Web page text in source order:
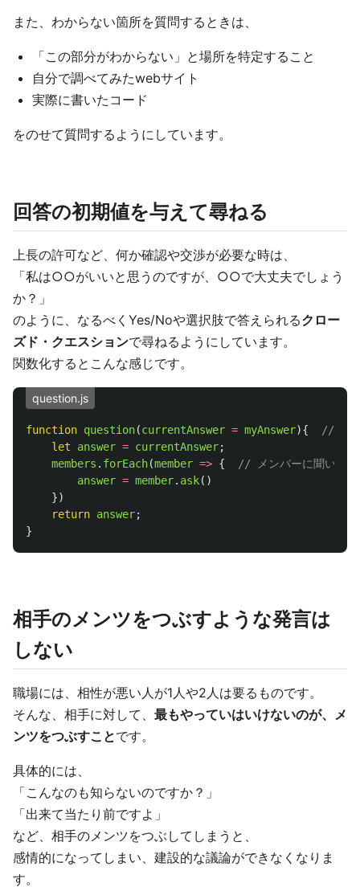
また、わからない箇所を質問するときは、
「この部分がわからない」と場所を特定すること
自分で調べてみたwebサイト
実際に書いたコード
をのせて質問するようにしています。
回答の初期値を与えて尋ねる
上長の許可など、何か確認や交渉が必要な時は、
「私は○○がいいと思うのですが、○○で大丈夫でしょう
か？」
のように、なるべくYes/Noや選択肢で答えられるクロー
ズド・クエスションで尋ねるようにしています。
関数化するとこんな感じです。
question.js
function question(currentAnswer = myAnswer){
// 回答
let
answer = currentAnswer;
members . forEach(member => {
// メンバーに聞いて、
answer = member. ask()
})
return answer;
}
相手のメンツをつぶすような発言は
しない
職場には、相性が悪い人が1人や2人は要るものです。
そんな、相手に対して、 最もやっていはいけないのが、メ
ンツをつぶすことです。
具体的には、
「こんなのも知らないのですか？」
「出来て当たり前ですよ」
など、相手のメンツをつぶしてしまうと、
感情的になってしまい、建設的な議論ができなくなりま
す。